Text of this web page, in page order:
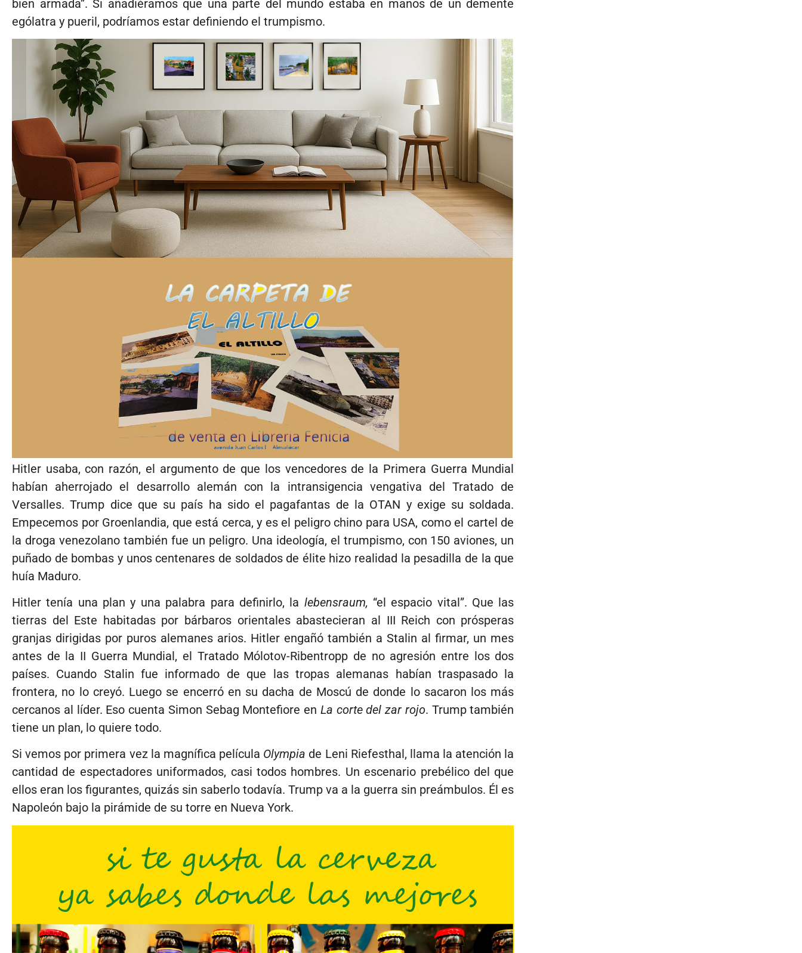
bien armada”. Si añadiéramos que una parte del mundo estaba en manos de un demente
ególatra y pueril, podríamos estar definiendo el trumpismo.
Hitler usaba, con razón, el argumento de que los vencedores de la Primera Guerra Mundial
habían aherrojado el desarrollo alemán con la intransigencia vengativa del Tratado de
Versalles. Trump dice que su país ha sido el pagafantas de la OTAN y exige su soldada.
Empecemos por Groenlandia, que está cerca, y es el peligro chino para USA, como el cartel de
la droga venezolano también fue un peligro. Una ideología, el trumpismo, con 150 aviones, un
puñado de bombas y unos centenares de soldados de élite hizo realidad la pesadilla de la que
huía Maduro.
Hitler tenía una plan y una palabra para definirlo, la lebensraum, “el espacio vital”. Que las
tierras del Este habitadas por bárbaros orientales abastecieran al III Reich con prósperas
granjas dirigidas por puros alemanes arios. Hitler engañó también a Stalin al firmar, un mes
antes de la II Guerra Mundial, el Tratado Mólotov-Ribentropp de no agresión entre los dos
países. Cuando Stalin fue informado de que las tropas alemanas habían traspasado la
frontera, no lo creyó. Luego se encerró en su dacha de Moscú de donde lo sacaron los más
cercanos al líder. Eso cuenta Simon Sebag Montefiore en La corte del zar rojo. Trump también
tiene un plan, lo quiere todo.
Si vemos por primera vez la magnífica película Olympia de Leni Riefesthal, llama la atención la
cantidad de espectadores uniformados, casi todos hombres. Un escenario prebélico del que
ellos eran los figurantes, quizás sin saberlo todavía. Trump va a la guerra sin preámbulos. Él es
Napoleón bajo la pirámide de su torre en Nueva York.